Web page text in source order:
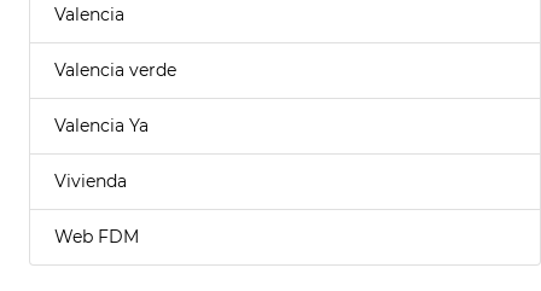
Valencia
Valencia verde
Valencia Ya
Vivienda
Web FDM